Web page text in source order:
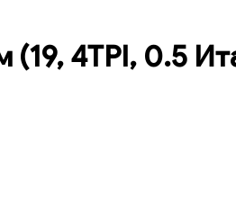
4TPI, 0.5